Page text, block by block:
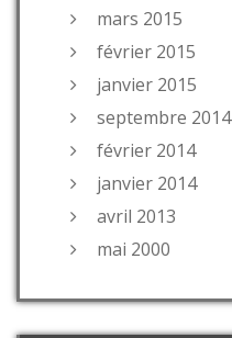
mars 2015
février 2015
janvier 2015
septembre 2014
février 2014
janvier 2014
avril 2013
mai 2000